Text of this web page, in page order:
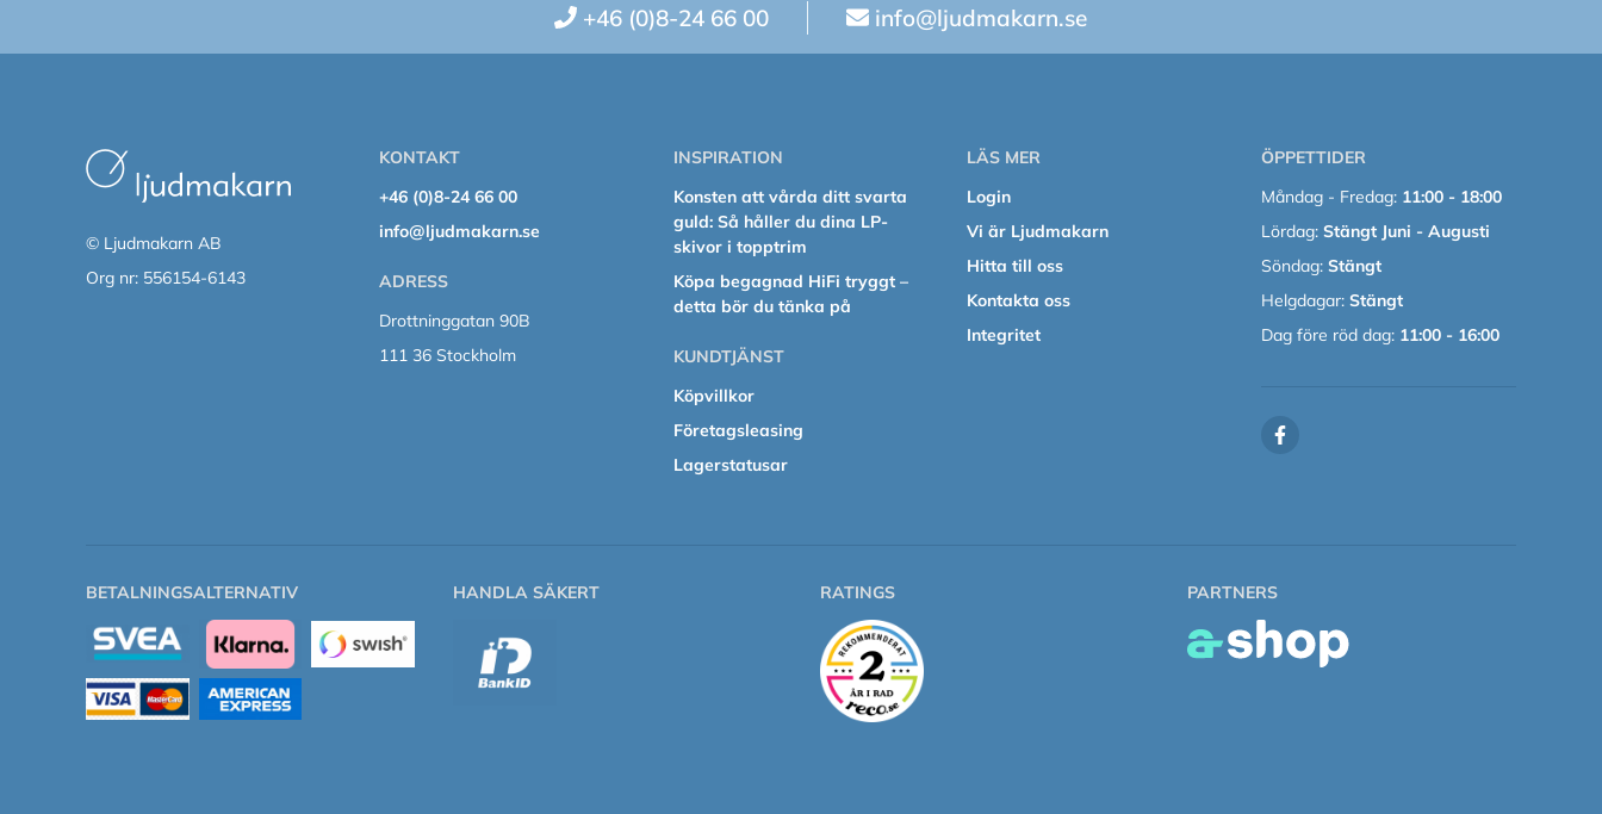
+46 (0)8-24 66 00 info@ljudmakarn.se
© Ljudmakarn AB
Org nr: 556154-6143
KONTAKT
+46 (0)8-24 66 00
info@ljudmakarn.se
ADRESS
Drottninggatan 90B
111 36 Stockholm
INSPIRATION
Konsten att vårda ditt svarta
guld: Så håller du dina LP-
skivor i topptrim
Köpa begagnad HiFi tryggt –
detta bör du tänka på
KUNDTJÄNST
Köpvillkor
Företagsleasing
Lagerstatusar
LÄS MER
Login
Vi är Ljudmakarn
Hitta till oss
Kontakta oss
Integritet
ÖPPETTIDER
Måndag - Fredag: 11:00 - 18:00
Lördag:Stängt Juni - Augusti
Söndag:Stängt
Helgdagar:Stängt
Dag före röd dag:11:00 - 16:00
BETALNINGSALTERNATIV HANDLA SÄKERT RATINGS PARTNERS